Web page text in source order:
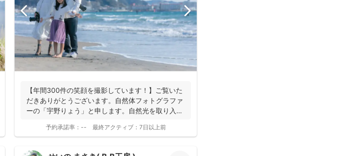
【年間300件の笑顔を撮影しています！】ご覧いた
だきありがとうございます。自然体フォトグラファ
ーの「宇野りょう」と申します。自然光を取り入れ
予約承諾率： -- 最終アクティブ： 7日以上前